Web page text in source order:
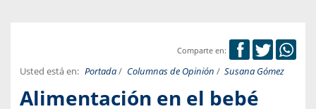
Comparte en:
Usted está en: Portada/ Columnas de Opinión / Susana Gómez
Alimentación en el bebé